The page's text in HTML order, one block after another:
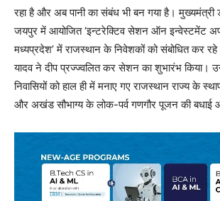
रहा है और अब पानी का संबंध भी बन गया है। मुख्यमंत्री
जयपुर में आयोजित ‘इन्टरेक्टिव सेशन ऑन इन्वेस्टमेंट
मध्यप्रदेश’ में राजस्थान के निवेशकों को संबोधित कर
यादव ने दीप प्रज्ज्वलित कर सेशन का शुभारंभ किया।
निवासियों को हाल ही में मनाए गए राजस्थान राज्य के
और अखंड सौभाग्य के लोक-पर्व गणगौर पूजन की बधाई